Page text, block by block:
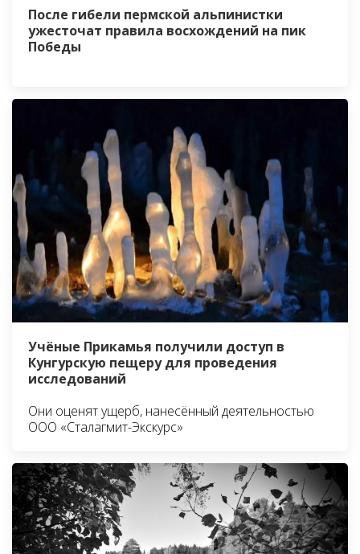
После гибели пермской альпинистки
ужесточат правила восхождений на пик
Победы
Учёные Прикамья получили доступ в
Кунгурскую пещеру для проведения
исследований
Они оценят ущерб, нанесённый деятельностью
ООО «Сталагмит-Экскурс»